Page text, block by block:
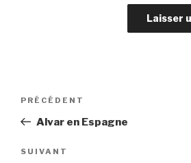
Navigation
Article
précédent
PRÉCÉDENT
Alvar en Espagne
Article
SUIVANT